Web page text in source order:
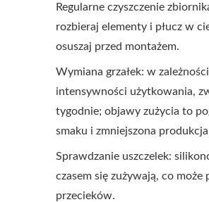
Regularne czyszczenie
rozbieraj elementy i płucz w
osuszaj przed montażem.
Wymiana grzałek: w
intensywności użytkowania,
tygodnie; objawy zużycia to
smaku i zmniejszona
Sprawdzanie uszczelek:
czasem się zużywają, co może
przecieków.